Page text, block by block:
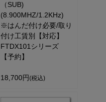
（SUB)
(8.900MHZ/1.2KHz)
※はんだ付け必要/取り
付け工賃別【対応】
FTDX101シリーズ
【予約】
18,700円 (税込)